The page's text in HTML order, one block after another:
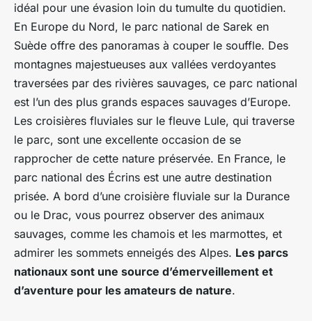
idéal pour une évasion loin du tumulte du quotidien.
En Europe du Nord, le parc national de Sarek en
Suède offre des panoramas à couper le souffle. Des
montagnes majestueuses aux vallées verdoyantes
traversées par des rivières sauvages, ce parc national
est l’un des plus grands espaces sauvages d’Europe.
Les croisières fluviales sur le fleuve Lule, qui traverse
le parc, sont une excellente occasion de se
rapprocher de cette nature préservée. En France, le
parc national des Écrins est une autre destination
prisée. A bord d’une croisière fluviale sur la Durance
ou le Drac, vous pourrez observer des animaux
sauvages, comme les chamois et les marmottes, et
admirer les sommets enneigés des Alpes. Les parcs
nationaux sont une source d’émerveillement et
d’aventure pour les amateurs de nature.